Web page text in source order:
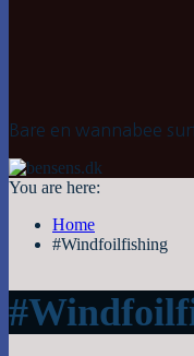
Bare en wannabee
You are here:
Home
#Windfoilfishing